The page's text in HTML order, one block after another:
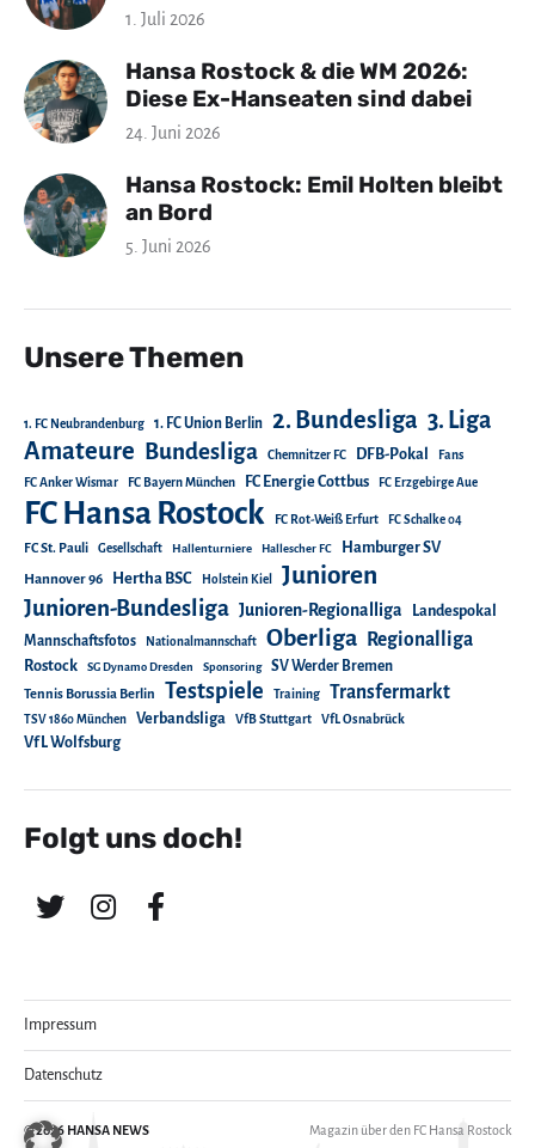
1. Juli 2026
Hansa Rostock & die WM 2026:
Diese Ex-Hanseaten sind dabei
24. Juni 2026
Hansa Rostock: Emil Holten bleibt
an Bord
5. Juni 2026
Unsere Themen
1. FC Neubrandenburg 1. FC Union Berlin 2. Bundesliga 3. Liga
Amateure Bundesliga Chemnitzer FC DFB-Pokal Fans
FC Anker Wismar FC Bayern München FC Energie Cottbus FC Erzgebirge Aue
FC Hansa Rostock FC Rot-Weiß Erfurt FC Schalke 04
FC St. Pauli Gesellschaft Hallenturniere Hallescher FC Hamburger SV
Hannover 96 Hertha BSC Holstein Kiel Junioren
Junioren-Bundesliga Junioren-Regionalliga
Landespokal
Mannschaftsfotos
Nationalmannschaft Oberliga Regionalliga
Rostock SG Dynamo Dresden Sponsoring SV Werder Bremen
Tennis Borussia Berlin Testspiele Training Transfermarkt
TSV 1860 München Verbandsliga VfB Stuttgart VfL Osnabrück
VfL Wolfsburg
Folgt uns doch!
Impressum
Datenschutz
© 2026 HANSA NEWS Magazin über den FC Hansa Rostock